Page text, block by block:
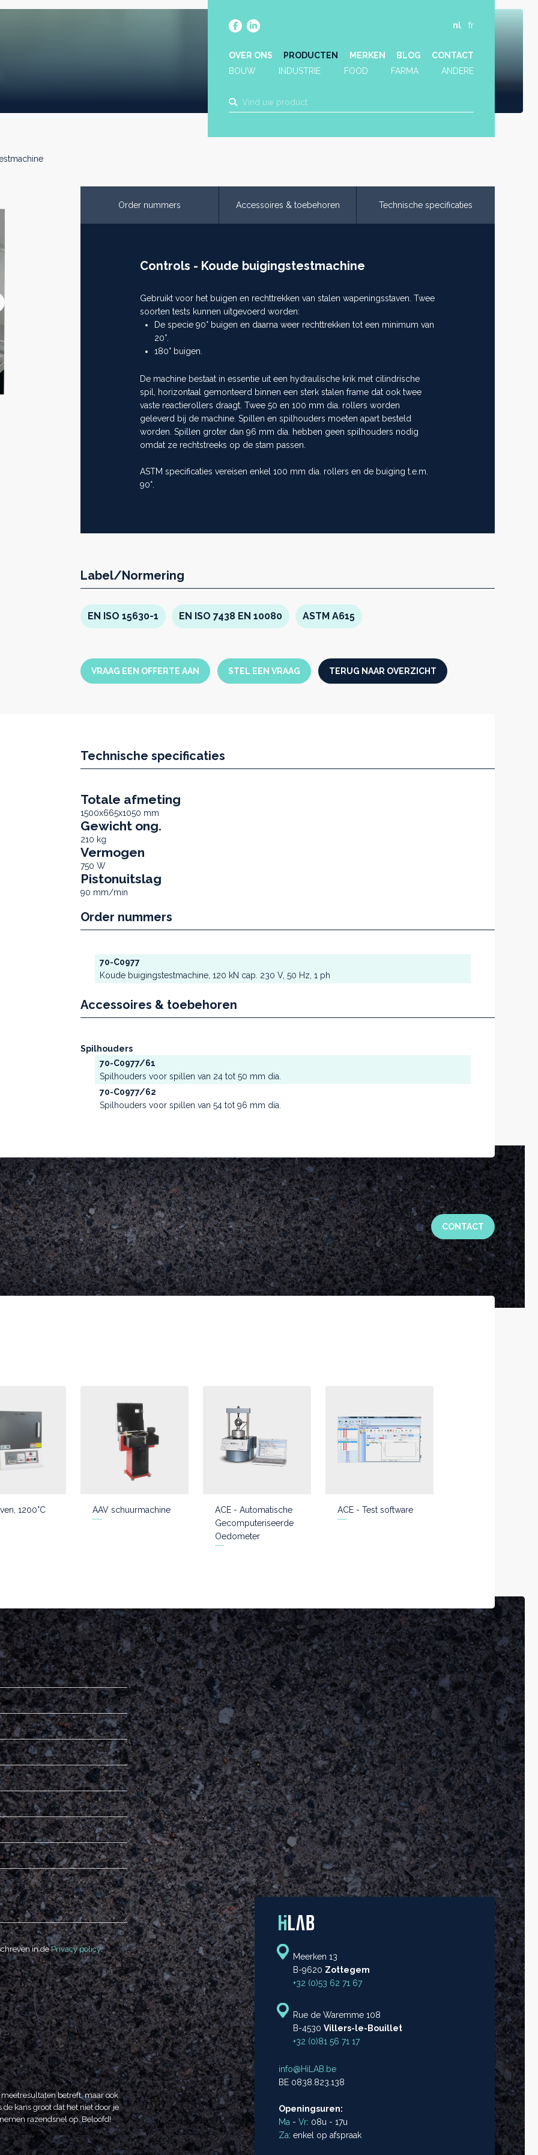
nl fr
OVER ONS PRODUCTEN MERKEN BLOG
CONTACT
BOUW
INDUSTRIE FOOD FARMA ANDERE
Order nummers Accessoires & toebehoren Technische specificaties
Controls - Koude buigingstestmachine
Gebruikt voor het buigen en rechttrekken van stalen wapeningsstaven. Twee
soorten tests kunnen uitgevoerd worden:
De specie 90° buigen en daarna weer rechttrekken tot een minimum van
20°.
180° buigen.
De machine bestaat in essentie uit een hydraulische krik met cilindrische
spil, horizontaal gemonteerd binnen een sterk stalen frame dat ook twee
vaste reactierollers draagt. Twee 50 en 100 mm dia. rollers worden
geleverd bij de machine. Spillen en spilhouders moeten apart besteld
worden. Spillen groter dan 96 mm dia. hebben geen spilhouders nodig
omdat ze rechtstreeks op de stam passen.
ASTM specificaties vereisen enkel 100 mm dia. rollers en de buiging t.e.m.
90°.
Label/Normering
EN ISO 15630-1 EN ISO 7438 EN 10080 ASTM A615
VRAAG EEN OFFERTE AAN STEL EEN VRAAG TERUG NAAR OVERZICHT
Technische specificaties
Totale afmeting
1500x665x1050 mm
Gewicht ong.
210 kg
Vermogen
750 W
Pistonuitslag
90 mm/min
Order nummers
70-C0977
Koude buigingstestmachine, 120 kN cap. 230 V, 50 Hz, 1 ph
Accessoires & toebehoren
Spilhouders
70-C0977/61
Spilhouders voor spillen van 24 tot 50 mm dia.
70-C0977/62
Spilhouders voor spillen van 54 tot 96 mm dia.
CONTACT
1200°C AAV schuurmachine
ACE - Automatische
Gecomputeriseerde
Oedometer
ACE - Test software
in dePrivacy policy.
betreft, maar ook
kans groot dat het niet door je
razendsnel op. Beloofd!
Meerken 13
B-9620 Zottegem
+32 (0)53 62 71 67
Rue de Waremme 108
B-4530 Villers-le-Bouillet
+32 (0)81 56 71 17
info@HiLAB.be
BE 0838.823.138
Openingsuren:
Ma - Vr: 08u - 17u
Za: enkel op afspraak